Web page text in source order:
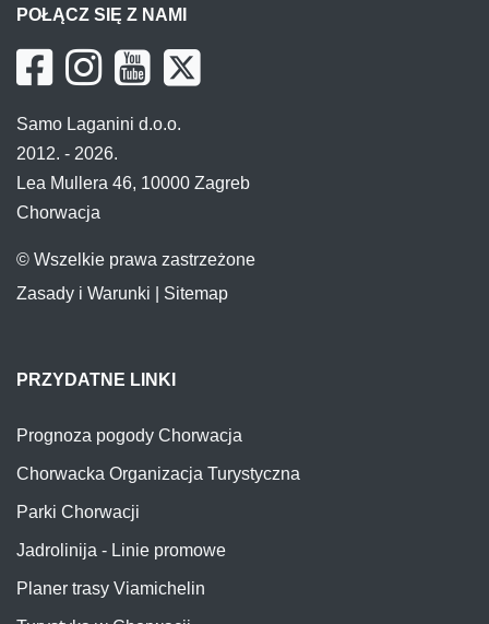
POŁĄCZ SIĘ Z NAMI
Samo Laganini d.o.o.
2012. - 2026.
Lea Mullera 46, 10000 Zagreb
Chorwacja
© Wszelkie prawa zastrzeżone
Zasady i Warunki
Sitemap
PRZYDATNE LINKI
Prognoza pogody Chorwacja
Chorwacka Organizacja Turystyczna
Parki Chorwacji
Jadrolinija - Linie promowe
Planer trasy Viamichelin